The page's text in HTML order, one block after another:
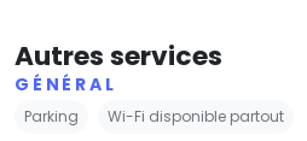
Autres services
GÉNÉRAL
Parking Wi-Fi disponible partout